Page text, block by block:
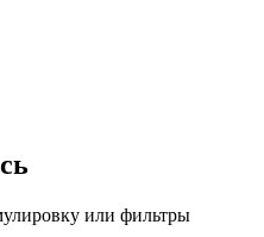
или фильтры